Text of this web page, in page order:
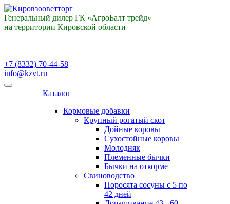
Генеральный дилер ГК «АгроБалт трейд»
на территории Кировской области
+7 (8332) 70-44-58
info@kzvt.ru
Каталог
Кормовые добавки
Крупный рогатый скот
Дойные коровы
Сухостойные коровы
Молодняк
Племенные бычки
Бычки на откорме
Свиноводство
Поросята сосуны с 5 по
42 дней